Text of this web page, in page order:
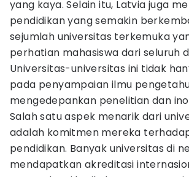
yang kaya. Selain itu, Latvia juga
pendidikan yang semakin
sejumlah universitas terkemuka
perhatian mahasiswa dari seluruh
Universitas-universitas ini tidak
pada penyampaian ilmu
mengedepankan penelitian dan
Salah satu aspek menarik dari
adalah komitmen mereka
pendidikan. Banyak universitas di
mendapatkan akreditasi